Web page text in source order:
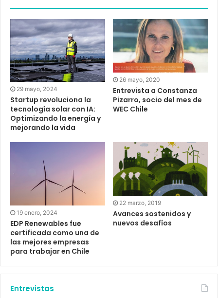
29 mayo, 2024
Startup revoluciona la
tecnología solar con IA:
Optimizando la energía y
mejorando la vida
26 mayo, 2020
Entrevista a Constanza
Pizarro, socio del mes de
WEC Chile
19 enero, 2024
EDP Renewables fue
certificada como una de
las mejores empresas
para trabajar en Chile
22 marzo, 2019
Avances sostenidos y
nuevos desafíos
Entrevistas